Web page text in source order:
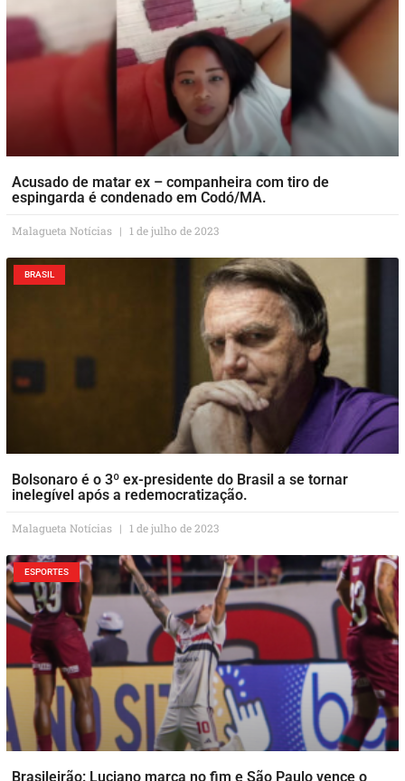
Acusado de matar ex – companheira com tiro de
espingarda é condenado em Codó/MA.
Malagueta Notícias 1 de julho de 2023
BRASIL
Bolsonaro é o 3º ex-presidente do Brasil a se tornar
inelegível após a redemocratização.
Malagueta Notícias 1 de julho de 2023
ESPORTES
Brasileirão: Luciano marca no fim e São Paulo vence o